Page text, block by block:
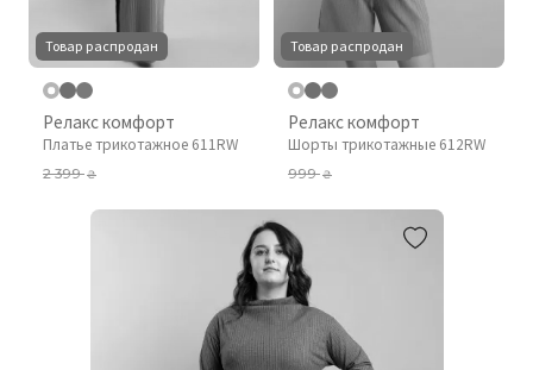
Товар распродан
Релакс комфорт
Платье трикотажное 611RW
2 399₴
Товар распродан
Релакс комфорт
Шорты трикотажные 612RW
999₴